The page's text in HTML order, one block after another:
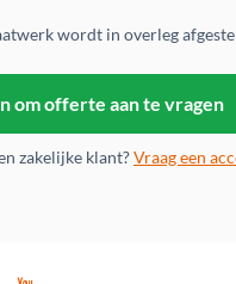
wordt in overleg
om offerte aan te vragen
zakelijke klant?Vraag een